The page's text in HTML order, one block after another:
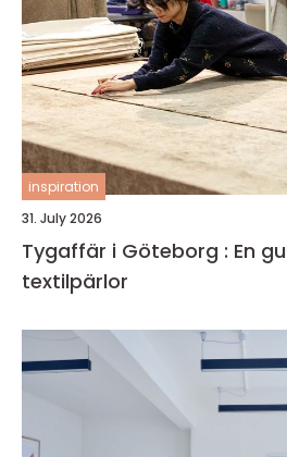
inspiration
31. July 2026
Tygaffär i Göteborg : En
textilpärlor